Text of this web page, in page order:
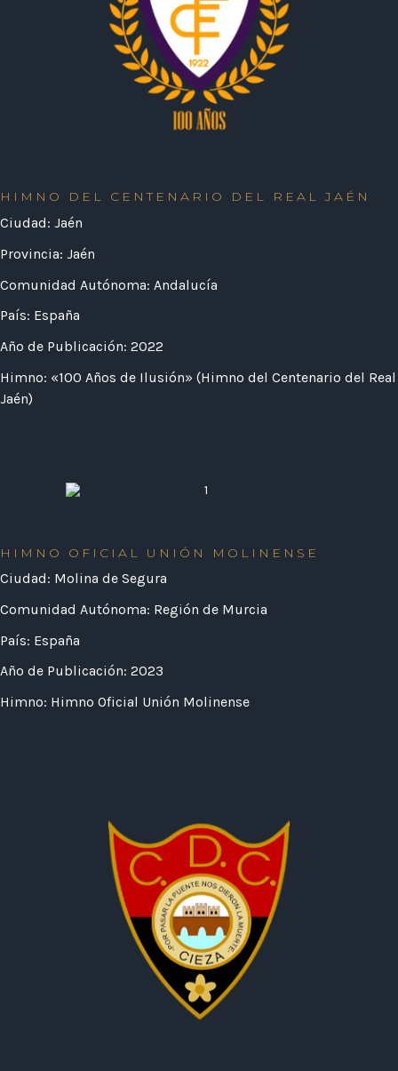
HIMNO DEL CENTENARIO DEL REAL JAÉN
Ciudad: Jaén
Provincia: Jaén
Comunidad Autónoma: Andalucía
País: España
Año de Publicación: 2022
Himno: «100 Años de Ilusión» (Himno del Centenario del Real
Jaén)
HIMNO OFICIAL UNIÓN MOLINENSE
Ciudad: Molina de Segura
Comunidad Autónoma: Región de Murcia
País: España
Año de Publicación: 2023
Himno: Himno Oficial Unión Molinense